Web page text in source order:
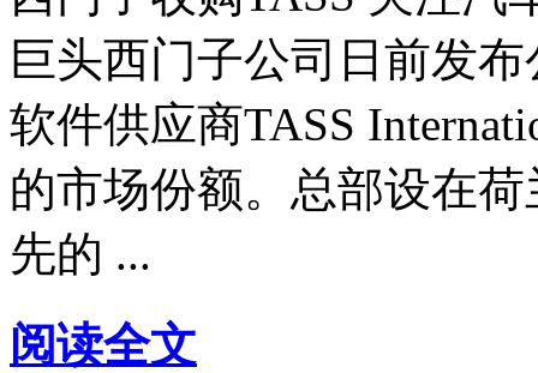
巨头西门子公司日前发
软件供应商TASS
的市场份额。总部设在
先的 ...
阅读全文